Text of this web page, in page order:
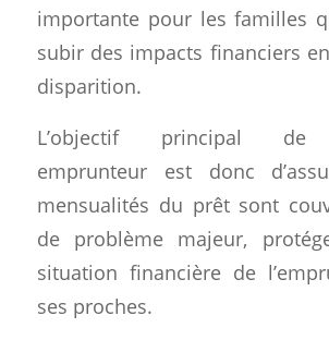
importante pour les familles
subir des impacts financiers
disparition.
L’objectif principal de
emprunteur est donc
mensualités du prêt sont
de problème majeur,
situation financière de
ses proches.